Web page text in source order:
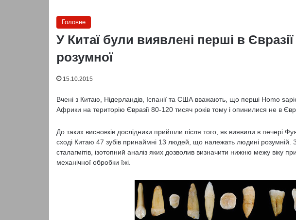
Головне
У Китаї були виявлені перші в
розумної
15.10.2015
Вчені з Китаю, Нідерландів, Іспанії та США вважають, що перші Homo
Африки на територію Євразії 80-120 тисяч років тому і опинилися не в
До таких висновків дослідники прийшли після того, як виявили в печері
сході Китаю 47 зубів принаймні 13 людей, що належать людині розумній.
сталагмітів, ізотопний аналіз яких дозволив визначити нижню межу віку
механічної обробки їжі.